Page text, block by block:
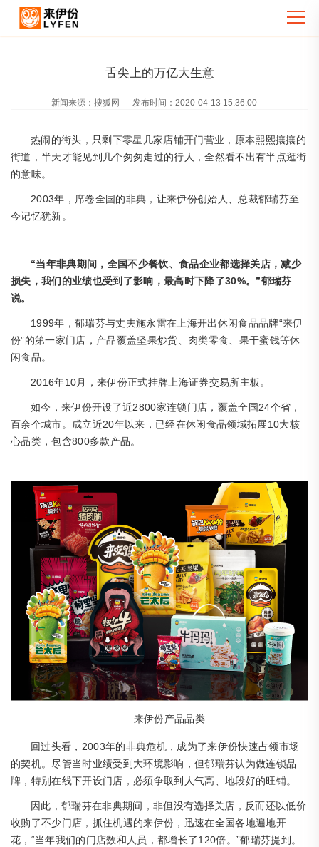
舌尖上的万亿大生意
新闻来源： 搜狐网 发布时间： 2020-04-13 15:36:00
热闹的街头，只剩下零星几家店铺开门营业，原本熙熙攘攘的
街道，半天才能见到几个匆匆走过的行人，全然看不出有半点逛街
的意味。
2003年，席卷全国的非典，让来伊份创始人、总裁郁瑞芬至
今记忆犹新。
“当年非典期间，全国不少餐饮、食品企业都选择关店，减少
损失，我们的业绩也受到了影响，最高时下降了30%。”郁瑞芬
说。
1999年，郁瑞芬与丈夫施永雷在上海开出休闲食品品牌“来伊
份”的第一家门店，产品覆盖坚果炒货、肉类零食、果干蜜饯等休
闲食品。
2016年10月，来伊份正式挂牌上海证券交易所主板。
如今，来伊份开设了近2800家连锁门店，覆盖全国24个省，
百余个城市。成立近20年以来，已经在休闲食品领域拓展10大核
心品类，包含800多款产品。
来伊份产品品类
回过头看， 2003年的非典危机，成为了来伊份快速占领市场
的契机。尽管当时业绩受到大环境影响，但郁瑞芬认为做连锁品
牌，特别在线下开设门店，必须争取到人气高、地段好的旺铺。
因此，郁瑞芬在非典期间，非但没有选择关店，反而还以低价
收购了不少门店，抓住机遇的来伊份，迅速在全国各地遍地开
花， “当年我们的门店数和人员，都增长了120倍。”郁瑞芬提到。